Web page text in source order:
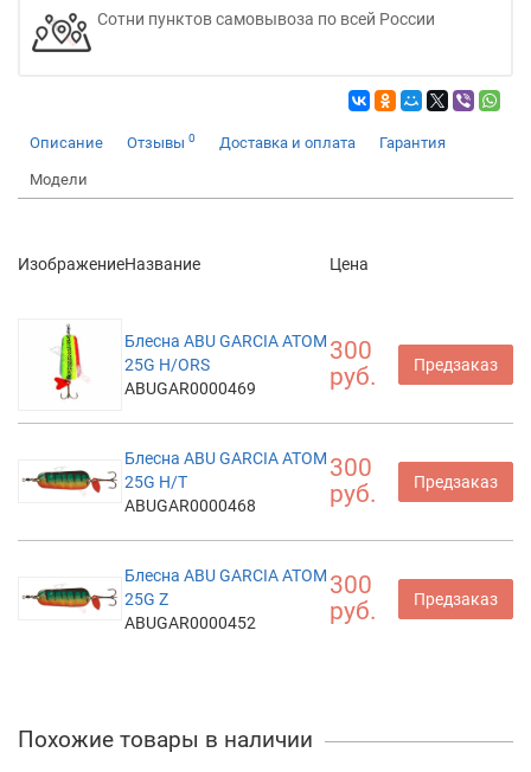
Сотни пунктов самовывоза по всей России
Описание Отзывы 0 Доставка и оплата Гарантия
Модели
ИзображениеНазвание Цена
Блесна ABU GARCIA ATOM
25G H/ORS
ABUGAR0000469
300
руб.
Предзаказ
Блесна ABU GARCIA ATOM
25G H/T
ABUGAR0000468
300
руб.
Предзаказ
Блесна ABU GARCIA ATOM
25G Z
ABUGAR0000452
300
руб.
Предзаказ
Похожие товары в наличии